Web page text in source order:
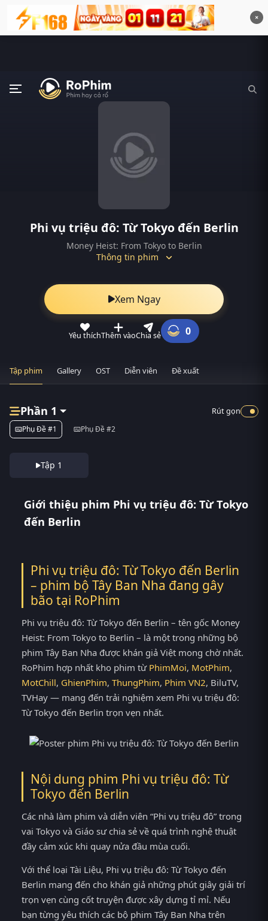
×
Phi vụ triệu đô: Từ Tokyo đến Berlin
Money Heist: From Tokyo to Berlin
Thông tin phim
Xem Ngay
Yêu thíchThêm vàoChia sẻ 0
Tập phim Gallery OST Diễn viên Đề xuất
Phần 1
Phụ Đề #1 Phụ Đề #2
Rút gọn
Tập 1
Giới thiệu phim Phi vụ triệu đô: Từ Tokyo
đến Berlin
Phi vụ triệu đô: Từ Tokyo đến Berlin
– phim bộ Tây Ban Nha đang gây
bão tại RoPhim
Phi vụ triệu đô: Từ Tokyo đến Berlin – tên gốc Money
Heist: From Tokyo to Berlin – là một trong những bộ
phim Tây Ban Nha được khán giả Việt mong chờ nhất.
RoPhim hợp nhất kho phim từ PhimMoi, MotPhim,
MotChill, GhienPhim, ThungPhim, Phim VN2, BiluTV,
TVHay — mang đến trải nghiệm xem Phi vụ triệu đô:
Từ Tokyo đến Berlin trọn vẹn nhất.
Nội dung phim Phi vụ triệu đô: Từ
Tokyo đến Berlin
Các nhà làm phim và diễn viên “Phi vụ triệu đô” trong
vai Tokyo và Giáo sư chia sẻ về quá trình nghệ thuật
đầy cảm xúc khi quay nửa đầu mùa cuối.
Với thể loại Tài Liệu, Phi vụ triệu đô: Từ Tokyo đến
Berlin mang đến cho khán giả những phút giây giải trí
trọn vẹn cùng cốt truyện được xây dựng tỉ mỉ. Nếu
bạn từng yêu thích các bộ phim Tây Ban Nha trên